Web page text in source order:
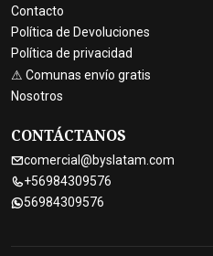
Contacto
Política de Devoluciones
Política de privacidad
⚠ Comunas envío gratis
Nosotros
CONTÁCTANOS
comercial@byslatam.com
+56984309576
56984309576